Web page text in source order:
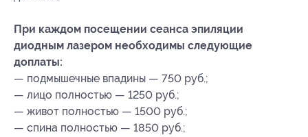
При каждом посещении сеанса эпиляции
диодным лазером необходимы следующие
доплаты:
— подмышечные впадины — 750 руб.;
— лицо полностью — 1250 руб.;
— живот полностью — 1500 руб.;
— спина полностью — 1850 руб.;